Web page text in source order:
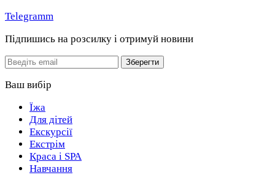
Telegramm
Підпишись на розсилку і отримуй новини
Email
Зберегти
Ваш вибір
Їжа
Для дітей
Екскурсії
Екстрім
Краса і SPA
Навчання